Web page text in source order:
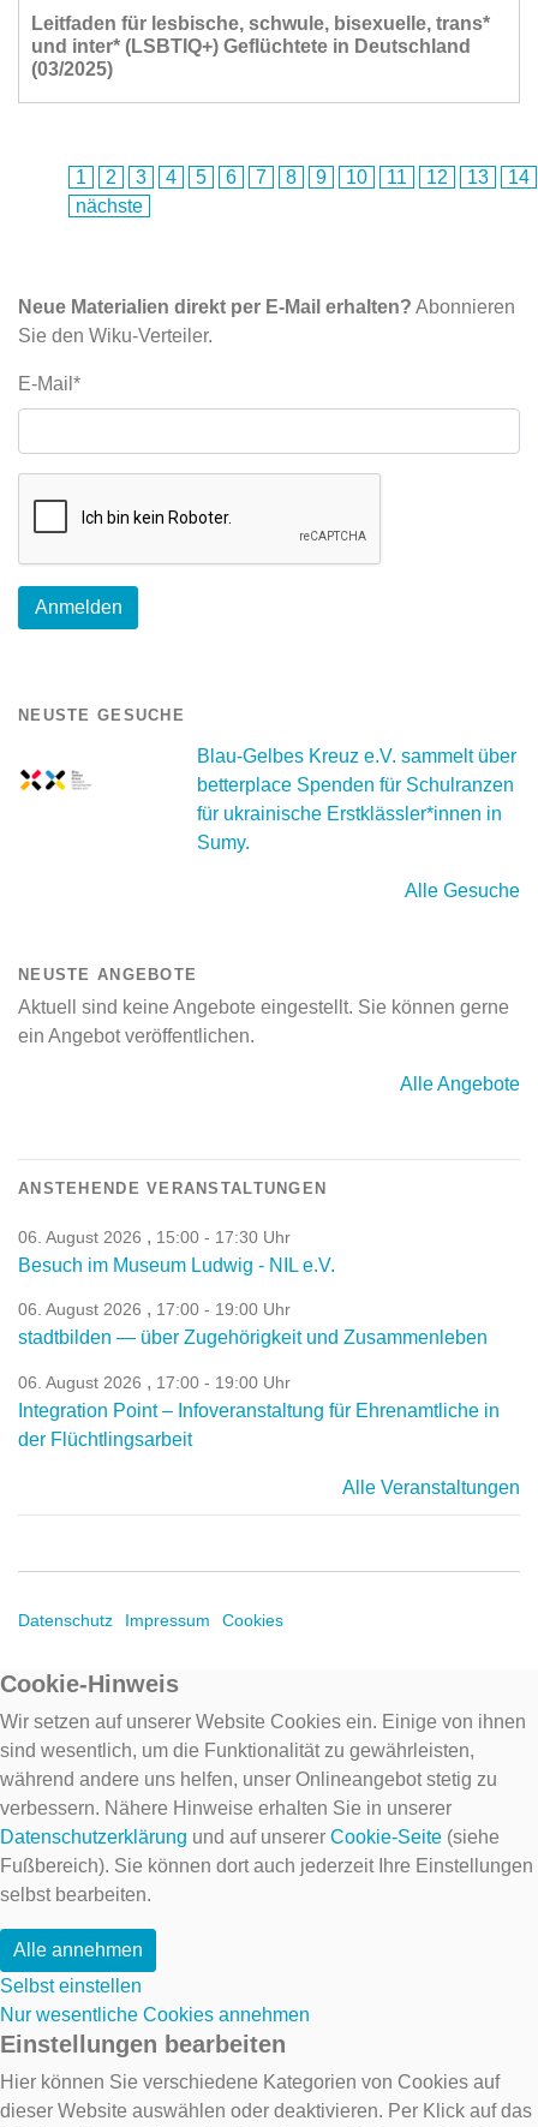
Leitfaden für lesbische, schwule, bisexuelle, trans*
und inter* (LSBTIQ+) Geflüchtete in Deutschland
(03/2025)
1 2 3 4 5 6 7 8 9 10 11 12 13
14
nächste
Neue Materialien direkt per E-Mail erhalten? Abonnieren
Sie den Wiku-Verteiler.
E-Mail*
NEUSTE GESUCHE
Blau-Gelbes Kreuz e.V. sammelt über
betterplace Spenden für Schulranzen
für ukrainische Erstklässler*innen in
Sumy.
Alle Gesuche
NEUSTE ANGEBOTE
Aktuell sind keine Angebote eingestellt. Sie können gerne
ein Angebot veröffentlichen.
Alle Angebote
ANSTEHENDE VERANSTALTUNGEN
06. August 2026 , 15:00 - 17:30 Uhr
Besuch im Museum Ludwig - NIL e.V.
06. August 2026 , 17:00 - 19:00 Uhr
stadtbilden — über Zugehörigkeit und Zusammenleben
06. August 2026 , 17:00 - 19:00 Uhr
Integration Point – Infoveranstaltung für Ehrenamtliche in
der Flüchtlingsarbeit
Alle Veranstaltungen
Datenschutz Impressum Cookies
Cookie-Hinweis
Wir setzen auf unserer Website Cookies ein. Einige von ihnen
sind wesentlich, um die Funktionalität zu gewährleisten,
während andere uns helfen, unser Onlineangebot stetig zu
verbessern. Nähere Hinweise erhalten Sie in unserer
Datenschutzerklärung und auf unserer Cookie-Seite (siehe
Fußbereich). Sie können dort auch jederzeit Ihre Einstellungen
selbst bearbeiten.
Alle annehmen
Selbst einstellen
Nur wesentliche Cookies annehmen
Einstellungen bearbeiten
Hier können Sie verschiedene Kategorien von Cookies auf
dieser Website auswählen oder deaktivieren. Per Klick auf das